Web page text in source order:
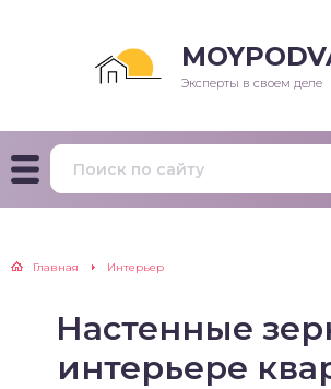
Эксперты в своем деле
Главная Интерьер
Настенные
интерьере